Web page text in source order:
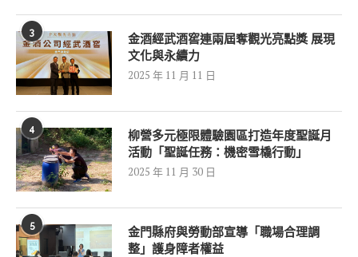
3
金酒經武酒窖連兩屆奪觀光亮點獎 展現
文化與永續力
2025 年 11 月 11 日
4
柳營多元極限體驗園區打造年度聖誕月
活動「聖誕任務：機密雪橇行動」
2025 年 11 月 30 日
5
金門縣府與勞動部宣導「職場合理調
整」護身障者權益